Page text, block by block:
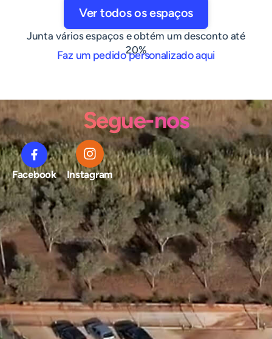
Ver todos os espaços
Junta vários espaços e obtém um desconto até
20%
Faz um pedido personalizado aqui
Segue-nos
Facebook Instagram